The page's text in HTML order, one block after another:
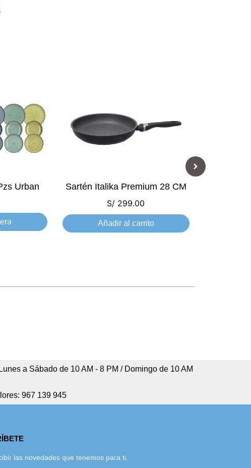
Urban
Sartén Italika Premium 28 CM
S/ 299.00
Añadir al carrito
Lunes a Sábado de 10 AM - 8 PM / Domingo de 10 AM
967 139 945
las novedades que tenemos para ti.